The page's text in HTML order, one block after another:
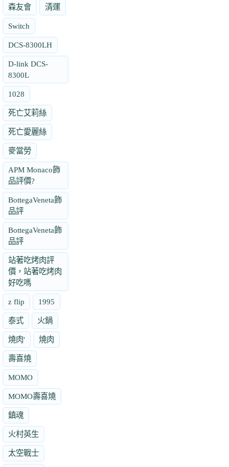
森友會 清運
Switch
DCS-8300LH
D-link DCS-
8300L
1028
死亡艾莉絲
死亡愛麗絲
麥當勞
APM Monaco飾
品評價?
BottegaVeneta飾
品評
BottegaVeneta飾
品評
站著吃烤肉評
價，站著吃烤肉
好吃嗎
z flip 1995
泰式 火鍋
燒肉' 燒肉
壽喜燒
MOMO
MOMO壽喜燒
鎮魂
火村英生
太空戰士